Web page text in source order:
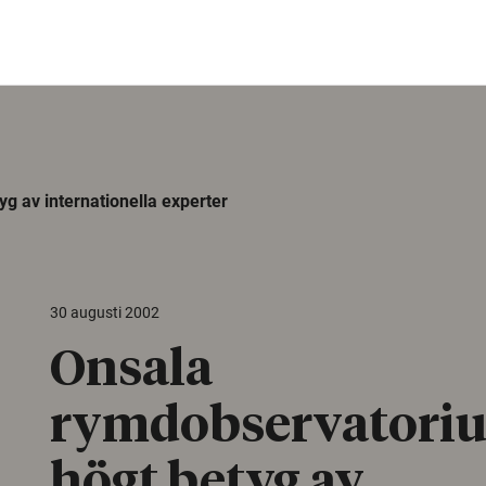
av internationella experter
30 augusti 2002
Onsala